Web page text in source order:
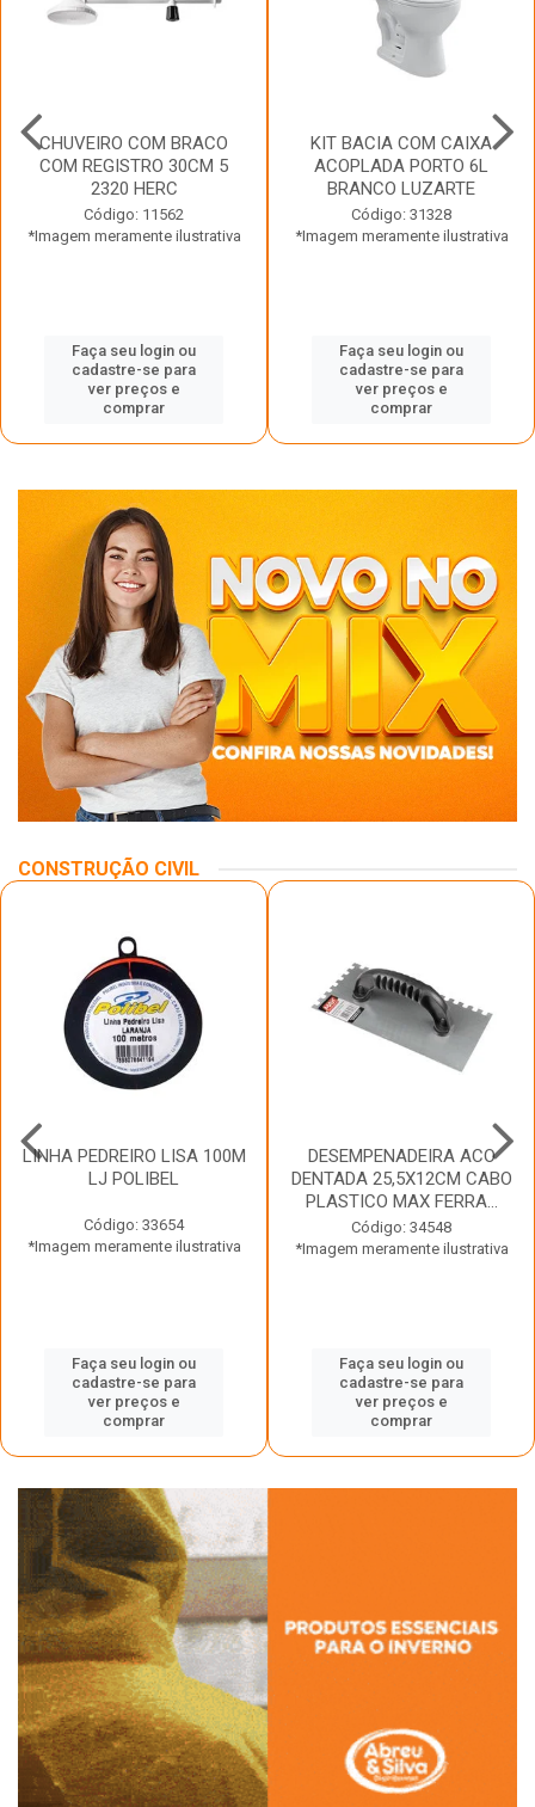
CHUVEIRO COM BRACO
COM REGISTRO 30CM 5
2320 HERC
Código: 11562
*Imagem meramente ilustrativa
Faça seu login ou
cadastre-se para
ver preços e
comprar
KIT BACIA COM CAIXA
ACOPLADA PORTO 6L
BRANCO LUZARTE
Código: 31328
*Imagem meramente ilustrativa
Faça seu login ou
cadastre-se para
ver preços e
comprar
CONSTRUÇÃO CIVIL
LINHA PEDREIRO LISA 100M
LJ POLIBEL
Código: 33654
*Imagem meramente ilustrativa
Faça seu login ou
cadastre-se para
ver preços e
comprar
DESEMPENADEIRA ACO
DENTADA 25,5X12CM CABO
PLASTICO MAX FERRA...
Código: 34548
*Imagem meramente ilustrativa
Faça seu login ou
cadastre-se para
ver preços e
comprar